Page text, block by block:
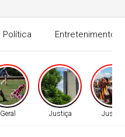
Política Entretenimento
Geral Justiça Justiça